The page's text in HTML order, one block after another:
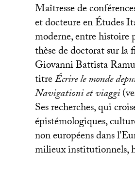
Maîtresse de
et docteure en Études
moderne, entre histoire
thèse de doctorat sur la
Giovanni Battista
titreÉcrire le monde
Navigationi et viaggi
Ses recherches, qui
épistémologiques,
non européens dans
milieux institutionnels,